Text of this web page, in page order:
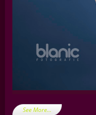
See More…